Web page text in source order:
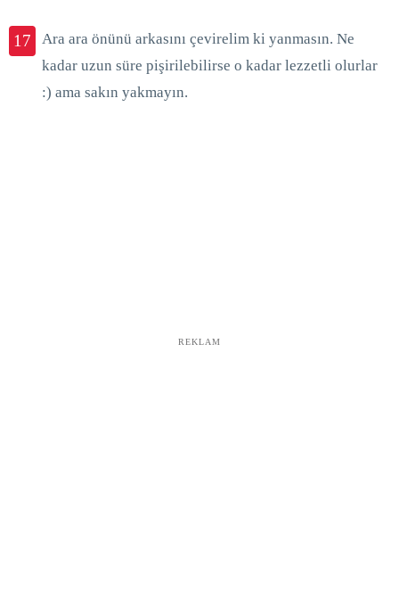
17
Ara ara önünü arkasını çevirelim ki yanmasın. Ne
kadar uzun süre pişirilebilirse o kadar lezzetli olurlar
:) ama sakın yakmayın.
REKLAM